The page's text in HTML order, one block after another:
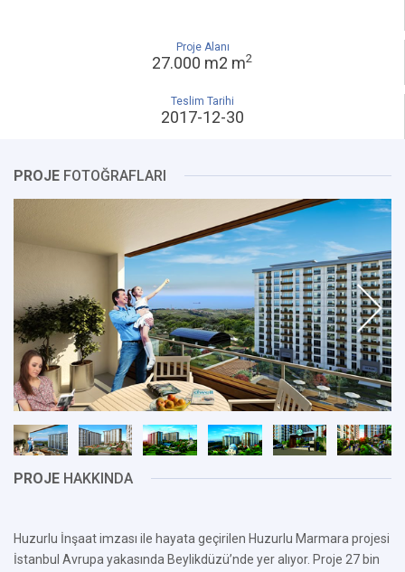
Proje Alanı
27.000 m2 m2
Teslim Tarihi
2017-12-30
PROJE FOTOĞRAFLARI
PROJE HAKKINDA
Huzurlu İnşaat imzası ile hayata geçirilen Huzurlu Marmara projesi
İstanbul Avrupa yakasında Beylikdüzü’nde yer alıyor. Proje 27 bin